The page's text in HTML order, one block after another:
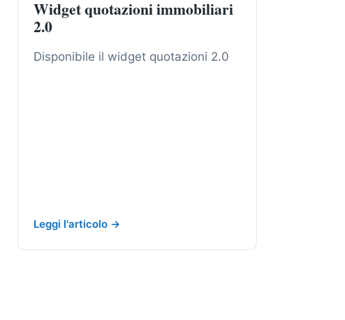
Widget quotazioni immobiliari
2.0
Disponibile il widget quotazioni 2.0
Leggi l'articolo →